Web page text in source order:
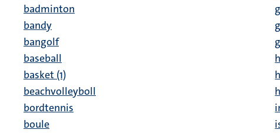
badminton
bandy
bangolf
baseball
basket (1)
beachvolleyboll
bordtennis
boule